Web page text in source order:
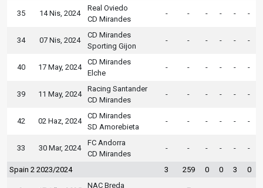
35 14 Nis, 2024
Real Oviedo
CD Mirandes
- - - - - -
34 07 Nis, 2024
CD Mirandes
Sporting Gijon
- - - - - -
40 17 May, 2024
CD Mirandes
Elche
- - - - - -
39 11 May, 2024
Racing Santander
CD Mirandes
- - - - - -
42 02 Haz, 2024
CD Mirandes
SD Amorebieta
- - - - - -
33 30 Mar, 2024
FC Andorra
CD Mirandes
- - - - - -
Spain 2 2023/2024 3 259 0 0 3 0
NAC Breda